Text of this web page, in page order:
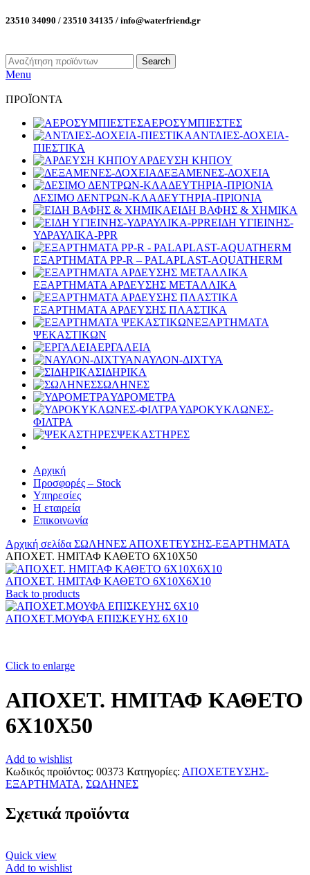
23510 34090 / 23510 34135 / info@waterfriend.gr
Search
Menu
ΠΡΟΪΟΝΤΑ
ΑΕΡΟΣΥΜΠΙΕΣΤΕΣ
ΑΝΤΛΙΕΣ-ΔΟΧΕΙΑ-
ΠΙΕΣΤΙΚΑ
ΑΡΔΕΥΣΗ ΚΗΠΟΥ
ΔΕΞΑΜΕΝΕΣ-ΔΟΧΕΙΑ
ΔΕΣΙΜΟ ΔΕΝΤΡΩΝ-ΚΛΑΔΕΥΤΗΡΙΑ-ΠΡΙΟΝΙΑ
ΕΙΔΗ ΒΑΦΗΣ & ΧΗΜΙΚΑ
ΕΙΔΗ ΥΓΙΕΙΝΗΣ-
ΥΔΡΑΥΛΙΚΑ-PPR
ΕΞΑΡΤΗΜΑΤΑ PP-R – PALAPLAST-AQUATHERM
ΕΞΑΡΤΗΜΑΤΑ ΑΡΔΕΥΣΗΣ ΜΕΤΑΛΛΙΚΑ
ΕΞΑΡΤΗΜΑΤΑ ΑΡΔΕΥΣΗΣ ΠΛΑΣΤΙΚΑ
ΕΞΑΡΤΗΜΑΤΑ
ΨΕΚΑΣΤΙΚΩΝ
ΕΡΓΑΛΕΙΑ
ΝΑΥΛΟΝ-ΔΙΧΤΥΑ
ΣΙΔΗΡΙΚΑ
ΣΩΛΗΝΕΣ
ΥΔΡΟΜΕΤΡΑ
ΥΔΡΟΚΥΚΛΩΝΕΣ-
ΦΙΛΤΡΑ
ΨΕΚΑΣΤΗΡΕΣ
Αρχική
Προσφορές – Stock
Υπηρεσίες
Η εταιρεία
Επικοινωνία
Αρχική σελίδα ΣΩΛΗΝΕΣ ΑΠΟΧΕΤΕΥΣΗΣ-ΕΞΑΡΤΗΜΑΤΑ
ΑΠΟΧΕΤ. ΗΜΙΤΑΦ ΚΑΘΕΤΟ 6Χ10Χ50
ΑΠΟΧΕΤ. ΗΜΙΤΑΦ ΚΑΘΕΤΟ 6Χ10Χ6Χ10
Back to products
ΑΠΟΧΕΤ.ΜΟΥΦΑ ΕΠΙΣΚΕΥΗΣ 6Χ10
Click to enlarge
ΑΠΟΧΕΤ. ΗΜΙΤΑΦ ΚΑΘΕΤΟ
6Χ10Χ50
Add to wishlist
Κωδικός προϊόντος: 00373 Κατηγορίες: ΑΠΟΧΕΤΕΥΣΗΣ-
ΕΞΑΡΤΗΜΑΤΑ, ΣΩΛΗΝΕΣ
Σχετικά προϊόντα
Quick view
Add to wishlist